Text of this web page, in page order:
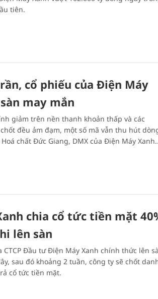
tiên.
cổ phiếu của Điện Máy
may mắn
giảm trên nền thanh khoản thấp và các
đều ảm đạm, một số mã vẫn thu hút
chất Đức Giang, DMX của Điện Máy
chia cổ tức tiền mặt
lên sàn
CTCP Đầu tư Điện Máy Xanh chính thức lên
sau đó khoảng 2 tuần, công ty sẽ chốt
cổ tức tiền mặt.